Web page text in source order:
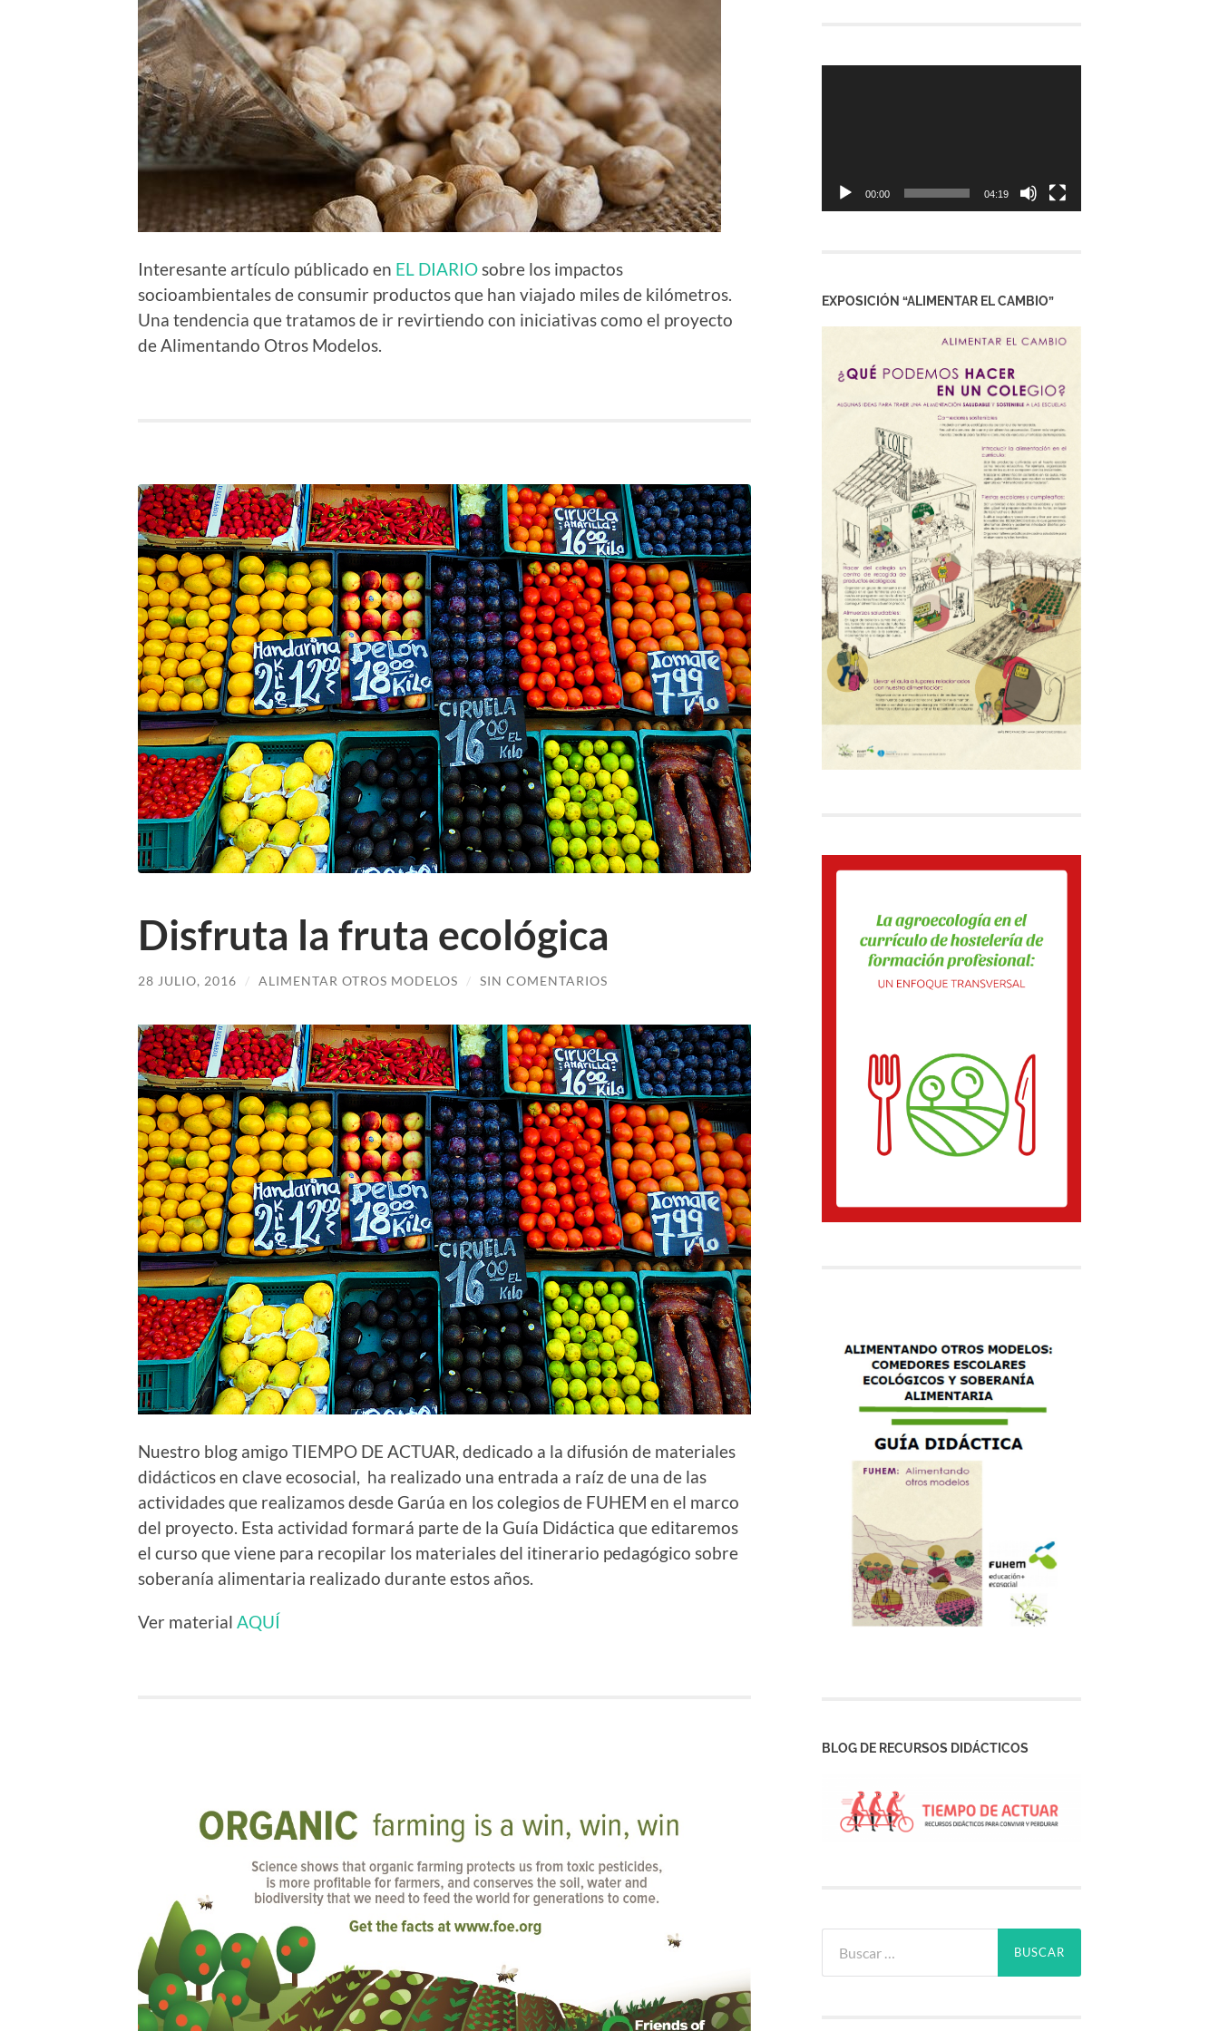
Interesante artículo públicado en EL DIARIOsobre los impactos
socioambientales de consumir productos que han viajado miles de kilómetros.
Una tendencia que tratamos de ir revirtiendo con iniciativas como el proyecto
de Alimentando Otros Modelos.
Disfruta la fruta ecológica
28 JULIO, 2016 / ALIMENTAR OTROS MODELOS / SIN COMENTARIOS
Nuestro blog amigo TIEMPO DE ACTUAR, dedicado a la difusión de materiales
didácticos en clave ecosocial, ha realizado una entrada a raíz de una de las
actividades que realizamos desde Garúa en los colegios de FUHEM en el marco
del proyecto. Esta actividad formará parte de la Guía Didáctica que editaremos
el curso que viene para recopilar los materiales del itinerario pedagógico sobre
soberanía alimentaria realizado durante estos años.
Ver material AQUÍ
00:00 04:19
EXPOSICIÓN “ALIMENTAR EL CAMBIO”
BLOG DE RECURSOS DIDÁCTICOS